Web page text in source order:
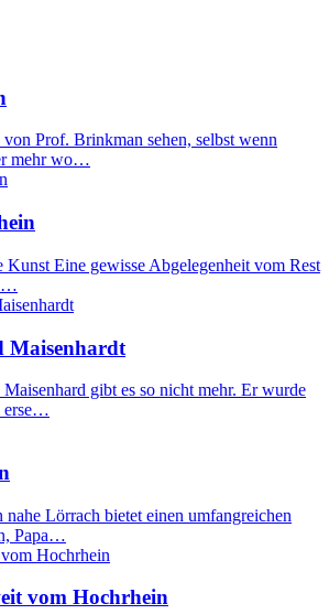
Prof. Brinkman sehen, selbst wenn
mehr wo…
Kunst Eine gewisse Abgelegenheit vom Rest
Maisenhardt
gibt es so nicht mehr. Er wurde
erse…
Lörrach bietet einen umfangreichen
Papa…
vom Hochrhein